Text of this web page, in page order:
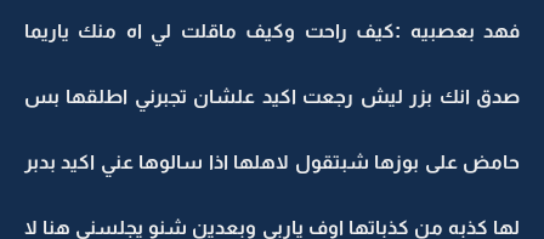
فهد بعصبيه :كيف راحت وكيف ماقلت لي اه منك ياريما
صدق انك بزر ليش رجعت اكيد علشان تجبرني اطلقها بس
حامض على بوزها شبتقول لاهلها اذا سالوها عني اكيد بدبر
لها كذبه من كذباتها اوف ياربي وبعدين شنو يجلسني هنا لا